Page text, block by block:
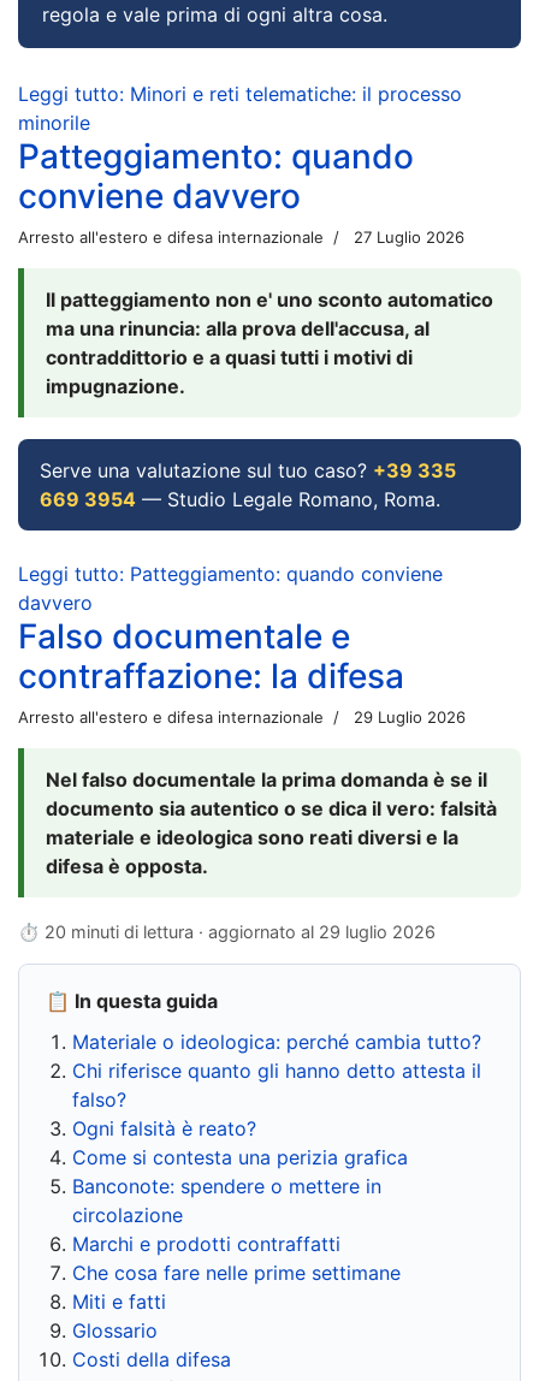
regola e vale prima di ogni altra cosa.
Leggi tutto: Minori e reti telematiche: il processo
minorile
Patteggiamento: quando
conviene davvero
Arresto all'estero e difesa internazionale 27 Luglio 2026
Il patteggiamento non e' uno sconto automatico
ma una rinuncia: alla prova dell'accusa, al
contraddittorio e a quasi tutti i motivi di
impugnazione.
Serve una valutazione sul tuo caso? +39 335
669 3954 — Studio Legale Romano, Roma.
Leggi tutto: Patteggiamento: quando conviene
davvero
Falso documentale e
contraffazione: la difesa
Arresto all'estero e difesa internazionale 29 Luglio 2026
Nel falso documentale la prima domanda è se il
documento sia autentico o se dica il vero: falsità
materiale e ideologica sono reati diversi e la
difesa è opposta.
⏱ 20 minuti di lettura · aggiornato al 29 luglio 2026
📋 In questa guida
Materiale o ideologica: perché cambia tutto?
Chi riferisce quanto gli hanno detto attesta il
falso?
Ogni falsità è reato?
Come si contesta una perizia grafica
Banconote: spendere o mettere in
circolazione
Marchi e prodotti contraffatti
Che cosa fare nelle prime settimane
Miti e fatti
Glossario
Costi della difesa